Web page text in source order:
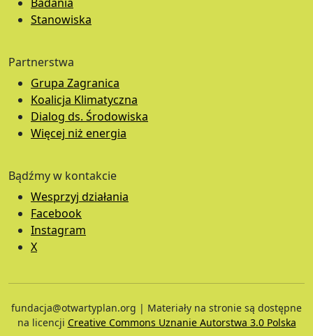
Stanowiska
Partnerstwa
Grupa Zagranica
Koalicja Klimatyczna
Dialog ds. Środowiska
Więcej niż energia
Bądźmy w kontakcie
Wesprzyj działania
Facebook
Instagram
X
fundacja@otwartyplan.org | Materiały na stronie są dostępne
na licencji Creative Commons Uznanie Autorstwa 3.0 Polska